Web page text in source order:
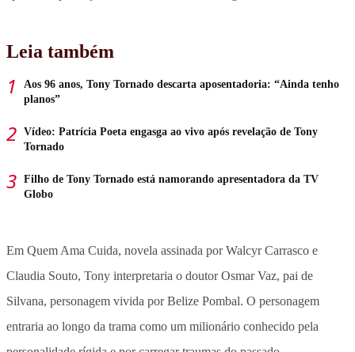
Leia também
Aos 96 anos, Tony Tornado descarta aposentadoria: “Ainda tenho
planos”
Vídeo: Patrícia Poeta engasga ao vivo após revelação de Tony
Tornado
Filho de Tony Tornado está namorando apresentadora da TV
Globo
Em Quem Ama Cuida, novela assinada por Walcyr Carrasco e
Claudia Souto, Tony interpretaria o doutor Osmar Vaz, pai de
Silvana, personagem vivida por Belize Pombal. O personagem
entraria ao longo da trama como um milionário conhecido pela